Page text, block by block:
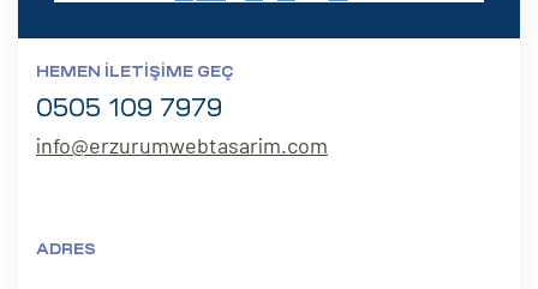
HEMEN İLETIŞIME GEÇ
0505 109 7979
info@erzurumwebtasarim.com
ADRES